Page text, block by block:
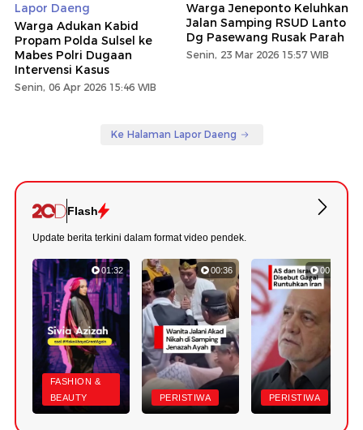
Lapor Daeng
Warga Adukan Kabid
Propam Polda Sulsel ke
Mabes Polri Dugaan
Intervensi Kasus
Senin, 06 Apr 2026 15:46 WIB
Warga Jeneponto Keluhkan
Jalan Samping RSUD Lanto
Dg Pasewang Rusak Parah
Senin, 23 Mar 2026 15:57 WIB
Ke Halaman Lapor Daeng
Flash
Update berita terkini dalam format video pendek.
01:32
FASHION &
BEAUTY
00:36
PERISTIWA
00:52
PERISTIWA